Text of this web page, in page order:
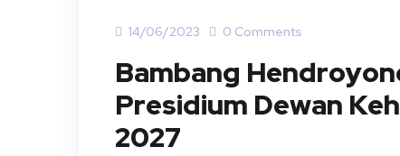
14/06/2023 0 Comments
Bambang
Presidium Dewan
2027